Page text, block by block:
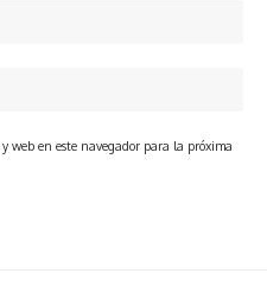
web en este navegador para la próxima